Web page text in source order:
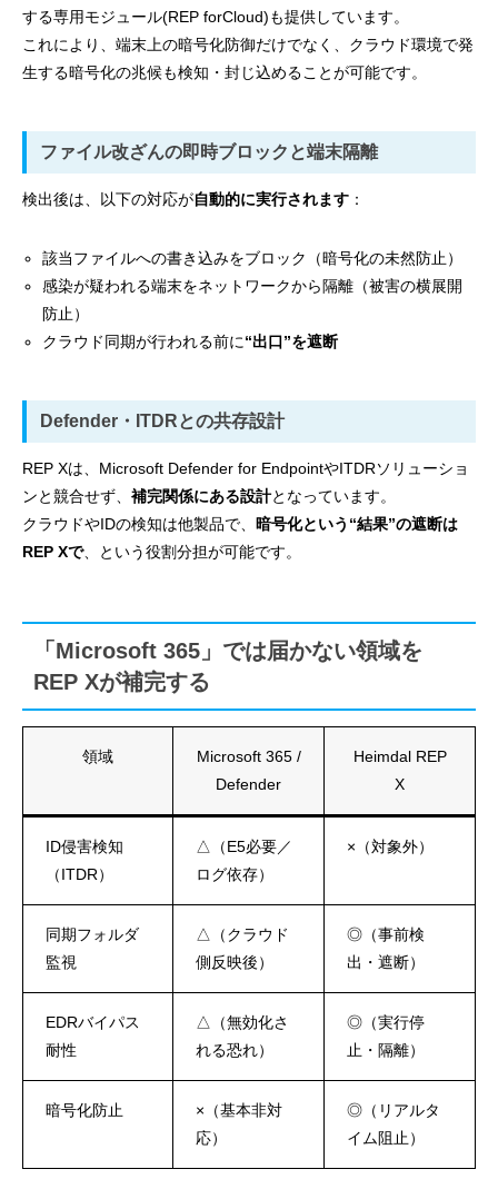
する専用モジュール(REP forCloud)も提供しています。
これにより、端末上の暗号化防御だけでなく、クラウド環境で発
生する暗号化の兆候も検知・封じ込めることが可能です。
ファイル改ざんの即時ブロックと端末隔離
検出後は、以下の対応が自動的に実行されます ：
該当ファイルへの書き込みをブロック（暗号化の未然防止）
感染が疑われる端末をネットワークから隔離（被害の横展開
防止）
クラウド同期が行われる前に“出口”を遮断
Defender・ITDRとの共存設計
REP Xは、Microsoft Defender for EndpointやITDRソリューショ
ンと競合せず、 補完関係にある設計となっています。
クラウドやIDの検知は他製品で、 暗号化という“結果”の遮断は
REP Xで、という役割分担が可能です。
「Microsoft 365」では届かない領域を
REP Xが補完する
領域
Microsoft 365 /
Defender
Heimdal REP
X
ID侵害検知
（ITDR）
△（E5必要／
ログ依存）
×（対象外）
同期フォルダ
監視
△（クラウド
側反映後）
◎（事前検
出・遮断）
EDRバイパス
耐性
△（無効化さ
れる恐れ）
◎（実行停
止・隔離）
暗号化防止
×（基本非対
応）
◎（リアルタ
イム阻止）